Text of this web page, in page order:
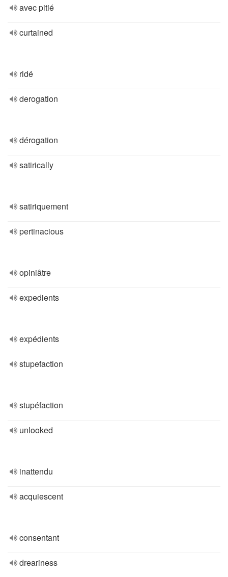
avec pitié
curtained
ridé
derogation
dérogation
satirically
satiriquement
pertinacious
opiniâtre
expedients
expédients
stupefaction
stupéfaction
unlooked
inattendu
acquiescent
consentant
dreariness